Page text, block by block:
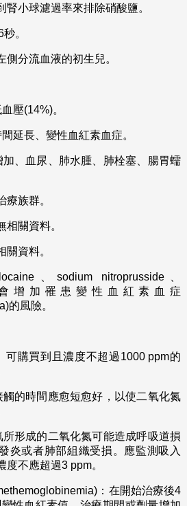
腎小球濾過率來排除硝酸鹽。
。
側分流血液的初生兒。
壓(14%)。
延長、變性血紅素血症。
、血尿、肺水腫、肺栓塞、腸胃蠕
療族群。
相關資料。
關資料。
、sodium nitroprusside、
會增加罹患變性血紅素血症
的風險。
可購買到且濃度不超過1000 ppm的
的時間應愈短愈好，以使二氧化氮
形成的二氧化氮可能造成呼吸道損
炎或者肺部組織受損。應監測吸入
度不應超過3 ppm。
：在開始治療後4